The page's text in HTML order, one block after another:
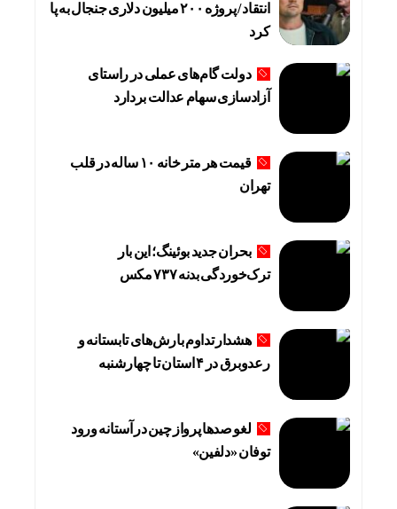
انتقاد / پروژه ۲۰۰ میلیون دلاری جنجال به پا
کرد
دولت گام‌های عملی در راستای
آزادسازی سهام عدالت بردارد
قیمت هر متر خانه ۱۰ ساله در قلب
تهران
بحران جدید بوئینگ؛ این بار
ترک‌خوردگی بدنه ۷۳۷ مکس
هشدار تداوم بارش‌های تابستانه و
رعدوبرق در ۴ استان تا چهارشنبه
لغو صدها پرواز چین در آستانه ورود
توفان «دلفین»